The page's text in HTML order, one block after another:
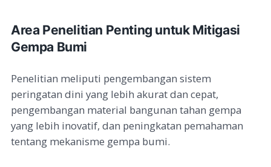
Area Penelitian Penting untuk Mitigasi
Gempa Bumi
Penelitian meliputi pengembangan sistem
peringatan dini yang lebih akurat dan cepat,
pengembangan material bangunan tahan gempa
yang lebih inovatif, dan peningkatan pemahaman
tentang mekanisme gempa bumi.